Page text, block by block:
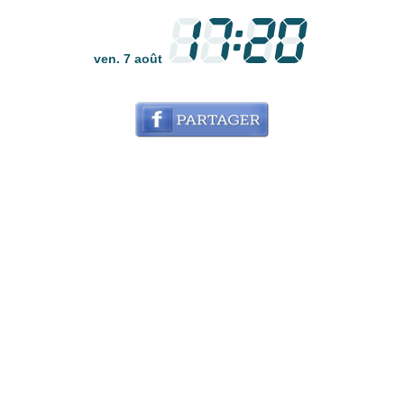
ven. 7 août